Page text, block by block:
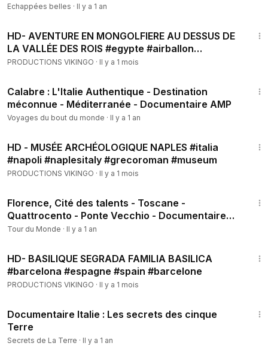
Echappées belles · Il y a 1 an
HD- AVENTURE EN MONGOLFIERE AU DESSUS DE
LA VALLÉE DES ROIS #egypte #airballon
#valleyofthekings
PRODUCTIONS VIKINGO · Il y a 1 mois
Calabre : L'Italie Authentique - Destination
méconnue - Méditerranée - Documentaire AMP
Voyages du bout du monde · Il y a 1 an
HD - MUSÉE ARCHÉOLOGIQUE NAPLES #italia
#napoli #naplesitaly #grecoroman #museum
PRODUCTIONS VIKINGO · Il y a 1 mois
Florence, Cité des talents - Toscane -
Quattrocento - Ponte Vecchio - Documentaire
voyage - HD - AMP
Tour du Monde · Il y a 1 an
HD- BASILIQUE SEGRADA FAMILIA BASILICA
#barcelona #espagne #spain #barcelone
PRODUCTIONS VIKINGO · Il y a 1 mois
Documentaire Italie : Les secrets des cinque
Terre
Secrets de La Terre · Il y a 1 an